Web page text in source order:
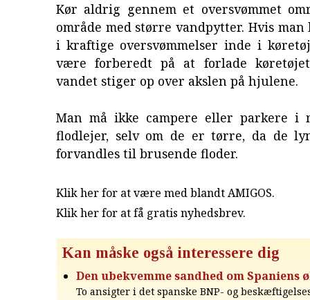
Kør aldrig gennem et oversvømmet
område med større vandpytter. Hvis
i kraftige oversvømmelser inde i
være forberedt på at forlade
vandet stiger op over akslen på hjulene.
Man må ikke campere eller parkere i
flodlejer, selv om de er tørre, da de
forvandles til brusende floder.
Klik her for at være med blandt AMIGOS.
Klik her for at få gratis nyhedsbrev.
Kan måske også interessere dig
Den ubekvemme sandhed om Spaniens
To ansigter i det spanske BNP- og